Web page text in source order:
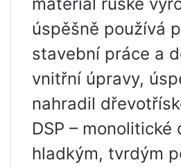
úspěšně používá
stavební práce a
vnitřní úpravy,
nahradil
DSP – monolitické
hladkým, tvrdým